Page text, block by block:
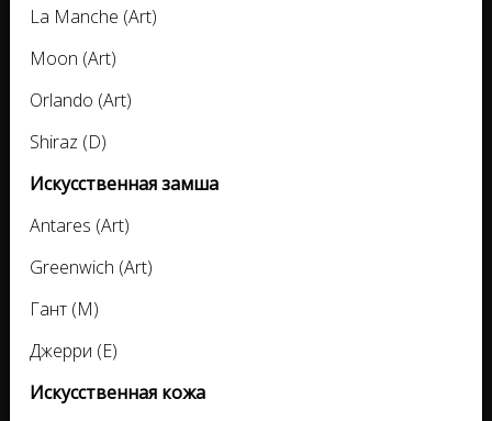
La Manche (Art)
Moon (Art)
Orlando (Art)
Shiraz (D)
Искусственная замша
Antares (Art)
Greenwich (Art)
Гант (M)
Джерри (E)
Искусственная кожа